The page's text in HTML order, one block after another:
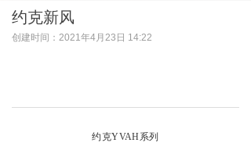
约克新风
创建时间： 2021年4月23日 14:22
约克YVAH系列